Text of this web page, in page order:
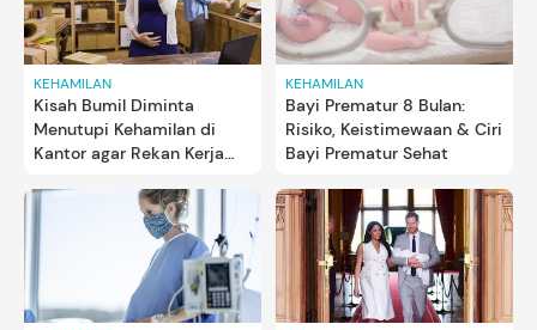
KEHAMILAN
Kisah Bumil Diminta
Menutupi Kehamilan di
Kantor agar Rekan Kerja
KEHAMILAN
Bayi Prematur 8 Bulan:
Risiko, Keistimewaan & Ciri
Bayi Prematur Sehat